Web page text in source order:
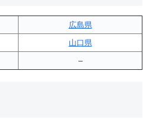
広島県
山口県
–